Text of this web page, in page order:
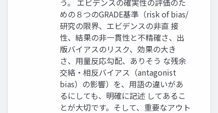
う。 エビデンスの確実性の評価のた
めの８つのGRADE基準（risk of bias/
研究の限界、エビデンスの非直 接
性、結果の非一貫性と不精確さ、出
版バイアスのリスク、効果の大き
さ、用量反応勾配、ありそう な残余
交絡・相反バイアス（antagonist
bias）の影響）を、用語の違いがあ
るにしても、明確に記述 してあるこ
とが大切です。そして、重要なアウト